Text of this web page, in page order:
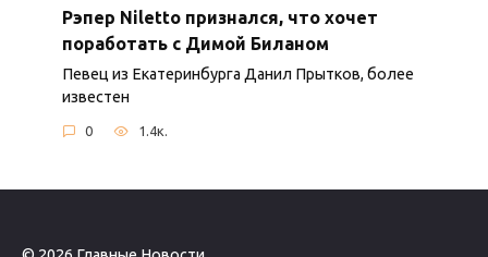
Рэпер Niletto признался, что хочет
поработать с Димой Биланом
Певец из Екатеринбурга Данил Прытков, более
известен
0 1.4к.